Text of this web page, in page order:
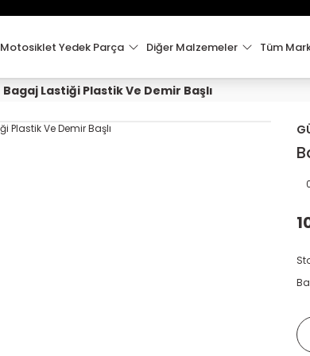
2000 TL VE ÜZERİ KARGO ÜCRETSİZ !
Motosiklet Yedek Parça Diğer Malzemeler Tüm
Bagaj Lastiği Plastik Ve Demir Başlı